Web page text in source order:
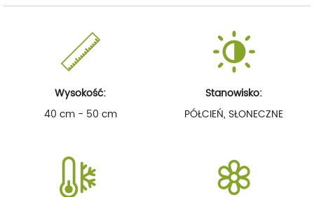
Wysokość:
40 cm - 50 cm
Stanowisko:
PÓŁCIEŃ, SŁONECZNE